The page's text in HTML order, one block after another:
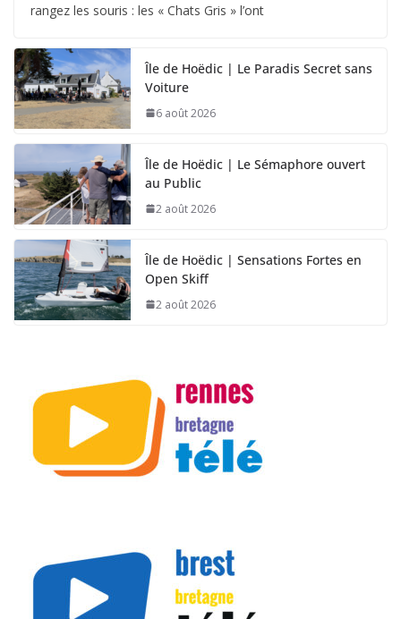
rangez les souris : les « Chats Gris » l’ont
Île de Hoëdic | Le Paradis Secret sans
Voiture
6 août 2026
Île de Hoëdic | Le Sémaphore ouvert
au Public
2 août 2026
Île de Hoëdic | Sensations Fortes en
Open Skiff
2 août 2026